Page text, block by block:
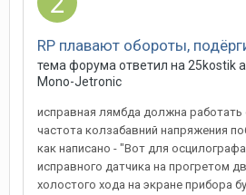
RP плавают обороты,
тема форума ответил на 25kostik
Mono-Jetronic
исправная лямбда должна работать
частота колзабавний напряжения
как написано - "Вот для
исправного датчика на прогретом
холостого хода на экране прибора